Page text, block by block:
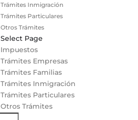
Trámites Inmigración
Trámites Particulares
Otros Trámites
Select Page
Impuestos
Trámites Empresas
Trámites Familias
Trámites Inmigración
Trámites Particulares
Otros Trámites